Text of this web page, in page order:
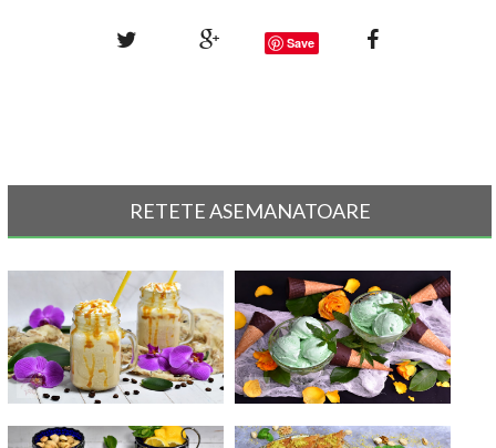
Save
RETETE ASEMANATOARE
Caffe Frappe cu caramel Inghetata de menta